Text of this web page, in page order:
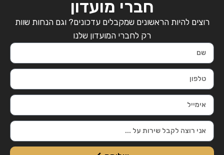
חברי מועדון
רוצים להיות הראשונים שמקבלים עדכונים? וגם הנחות שוות
רק לחברי המועדון שלנו